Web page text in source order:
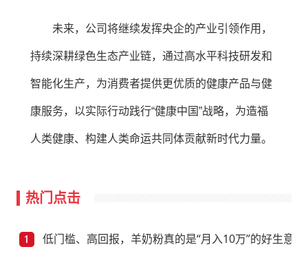
未来，公司将继续发挥央企的产业引领作用，
持续深耕绿色生态产业链，通过高水平科技研发和
智能化生产，为消费者提供更优质的健康产品与健
康服务，以实际行动践行“健康中国”战略，为造福
人类健康、构建人类命运共同体贡献新时代力量。
热门点击
低门槛、高回报，羊奶粉真的是“月入10万”的好生意？